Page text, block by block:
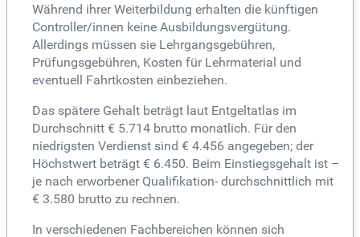
Während ihrer Weiterbildung erhalten die künftigen
Controller/innen keine Ausbildungsvergütung.
Allerdings müssen sie Lehrgangsgebühren,
Prüfungsgebühren, Kosten für Lehrmaterial und
eventuell Fahrtkosten einbeziehen.
Das spätere Gehalt beträgt laut Entgeltatlas im
Durchschnitt € 5.714 brutto monatlich. Für den
niedrigsten Verdienst sind € 4.456 angegeben; der
Höchstwert beträgt € 6.450. Beim Einstiegsgehalt ist –
je nach erworbener Qualifikation- durchschnittlich mit
€ 3.580 brutto zu rechnen.
In verschiedenen Fachbereichen können sich